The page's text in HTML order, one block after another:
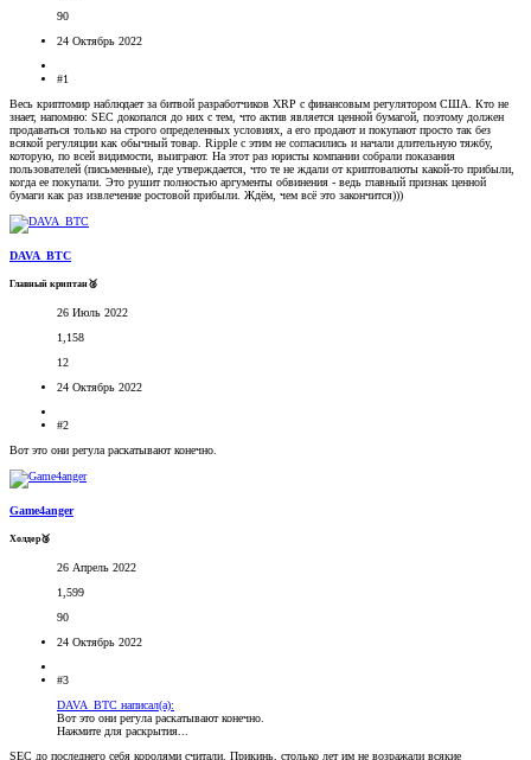
90
24 Октябрь 2022
#1
Весь криптомир наблюдает за битвой разработчиков XRP с финансовым регулятором США. Кто не
знает, напомню: SEC докопался до них с тем, что актив является ценной бумагой, поэтому должен
продаваться только на строго определенных условиях, а его продают и покупают просто так без
всякой регуляции как обычный товар. Ripple с этим не согласились и начали длительную тяжбу,
которую, по всей видимости, выиграют. На этот раз юристы компании собрали показания
пользователей (письменные), где утверждается, что те не ждали от криптовалюты какой-то прибыли,
когда ее покупали. Это рушит полностью аргументы обвинения - ведь главный признак ценной
бумаги как раз извлечение ростовой прибыли. Ждём, чем всё это закончится)))
DAVA_BTC
Главный криптан🥈
26 Июль 2022
1,158
12
24 Октябрь 2022
#2
Вот это они регула раскатывают конечно.
Game4anger
Холдер🥉
26 Апрель 2022
1,599
90
24 Октябрь 2022
#3
DAVA_BTC написал(а):
Вот это они регула раскатывают конечно.
Нажмите для раскрытия...
SEC до последнего себя королями считали. Прикинь, столько лет им не возражали всякие